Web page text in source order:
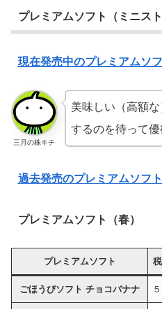
プレミアムソフト（ミニス
現在発売中のプレミアムソ
三月の株キチ
美味しい（高額
するのを待って優
過去発売のプレミアムソフト
プレミアムソフト（春）
プレミアムソフト
ごほうびソフト チョコバナナ